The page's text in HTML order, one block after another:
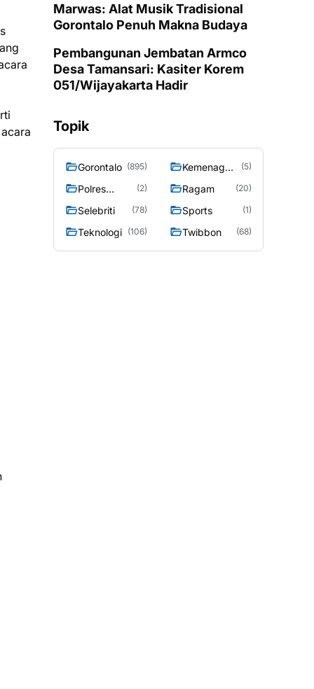
Marwas: Alat Musik Tradisional
Gorontalo Penuh Makna Budaya
Pembangunan Jembatan Armco
Desa Tamansari: Kasiter Korem
051/Wijayakarta Hadir
Topik
Gorontalo (895)
Kemenag
(5)
Polres
(2) Ragam (20)
Selebriti (78) Sports (1)
Teknologi (106) Twibbon (68)